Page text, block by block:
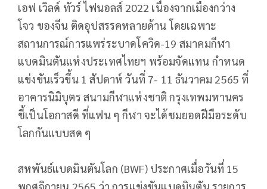
เอฟ เวิลด์ ทัวร์ ไฟนอลส์ 2022 เนื่องจากเมืองกว่าง
โจว ของจีน ติดอุปสรรคหลายด้าน โดยเฉพาะ
สถานการณ์การแพร่ระบาดโควิด-19 สมาคมกีฬา
แบดมินตันแห่งประเทศไทยฯ พร้อมจัดแทน กำหนด
แข่งขันเร็วขึ้น 1 สัปดาห์ วันที่ 7- 11 ธันวาคม 2565 ที่
อาคารนิมิบุตร สนามกีฬาแห่งชาติ กรุงเทพมหานคร
ชี้เป็นโอกาสดี ที่แฟน ๆ กีฬา จะได้ชมยอดฝีมือระดับ
โลกกันแบบสด ๆ
สหพันธ์แบดมินตันโลก (BWF) ประกาศเมื่อวันที่ 15